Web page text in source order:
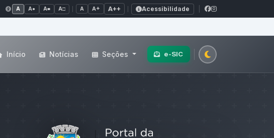
A A● A■ A□ A A+ A++ Acessibilidade
Início Notícias Seções e-SIC